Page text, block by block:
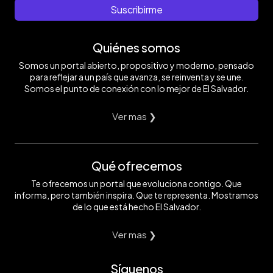
Suscribirme
Quiénes somos
Somos un portal abierto, propositivo y moderno, pensado
para reflejar a un país que avanza, se reinventa y se une.
Somos el punto de conexión con lo mejor de El Salvador.
Ver mas ❯
Qué ofrecemos
Te ofrecemos un portal que evoluciona contigo. Que
informa, pero también inspira. Que te representa. Mostramos
de lo que está hecho El Salvador.
Ver mas ❯
Síguenos